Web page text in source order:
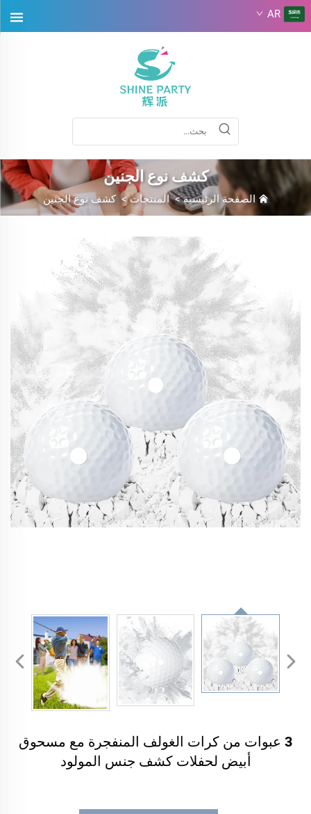
AR
كشف نوع الجنين
الصفحة الرئيسية>المنتجات>كشف نوع الجنين
3 عبوات من كرات الغولف المنفجرة مع مسحوق
أبيض لحفلات كشف جنس المولود